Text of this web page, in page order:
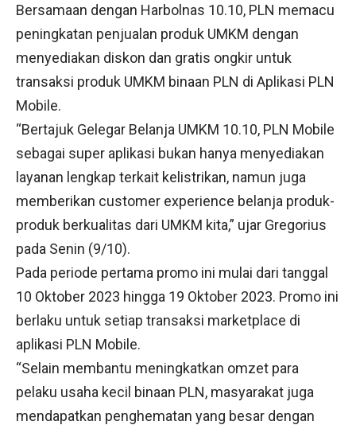
Bersamaan dengan Harbolnas 10.10, PLN memacu
peningkatan penjualan produk UMKM dengan
menyediakan diskon dan gratis ongkir untuk
transaksi produk UMKM binaan PLN di Aplikasi PLN
Mobile.
“Bertajuk Gelegar Belanja UMKM 10.10, PLN Mobile
sebagai super aplikasi bukan hanya menyediakan
layanan lengkap terkait kelistrikan, namun juga
memberikan customer experience belanja produk-
produk berkualitas dari UMKM kita,” ujar Gregorius
pada Senin (9/10).
Pada periode pertama promo ini mulai dari tanggal
10 Oktober 2023 hingga 19 Oktober 2023. Promo ini
berlaku untuk setiap transaksi marketplace di
aplikasi PLN Mobile.
“Selain membantu meningkatkan omzet para
pelaku usaha kecil binaan PLN, masyarakat juga
mendapatkan penghematan yang besar dengan